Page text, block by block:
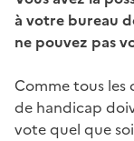
à votre bureau
ne pouvez pas
Comme tous les
de handicap
vote quel que